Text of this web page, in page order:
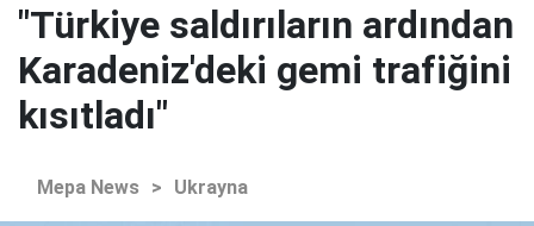
"Türkiye saldırıların ardından
Karadeniz'deki gemi trafiğini
kısıtladı"
Mepa News > Ukrayna